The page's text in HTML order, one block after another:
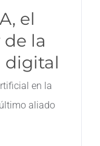
el
la
digital
en la
aliado